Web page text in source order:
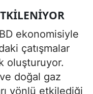
ekonomisiyle
çatışmalar
oluşturuyor.
doğal gaz
yönlü etkilediği